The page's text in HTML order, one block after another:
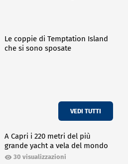
Le coppie di Temptation Island
che si sono sposate
VEDI TUTTI
A Capri i 220 metri del più
grande yacht a vela del mondo
30 visualizzazioni